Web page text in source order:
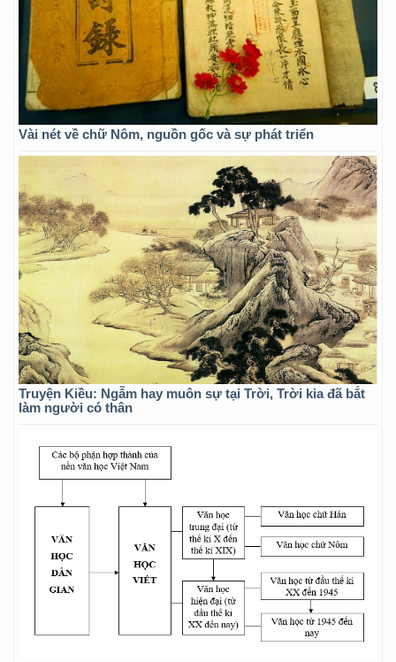
Vài nét về chữ Nôm, nguồn gốc và sự phát triển
Truyện Kiều: Ngẫm hay muôn sự tại Trời, Trời kia đã bắt
làm người có thân